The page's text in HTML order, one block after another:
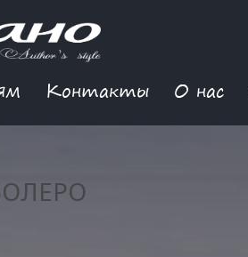
Контакты О нас